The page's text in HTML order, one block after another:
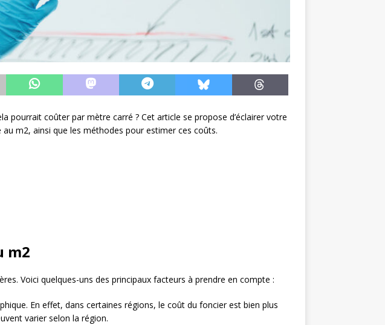
pourrait coûter par mètre carré ? Cet article se propose d’éclairer votre
m2, ainsi que les méthodes pour estimer ces coûts.
m2
Voici quelques-uns des principaux facteurs à prendre en compte :
En effet, dans certaines régions, le coût du foncier est bien plus
varier selon la région.